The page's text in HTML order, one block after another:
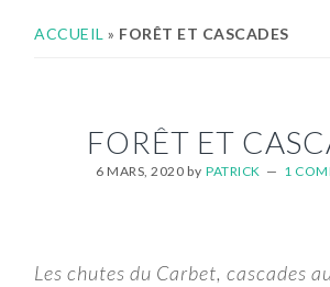
ACCUEIL » FORÊT ET CASCADES
FORÊT ET
6 MARS, 2020 byPATRICK 1
Les chutes du Carbet, cascades